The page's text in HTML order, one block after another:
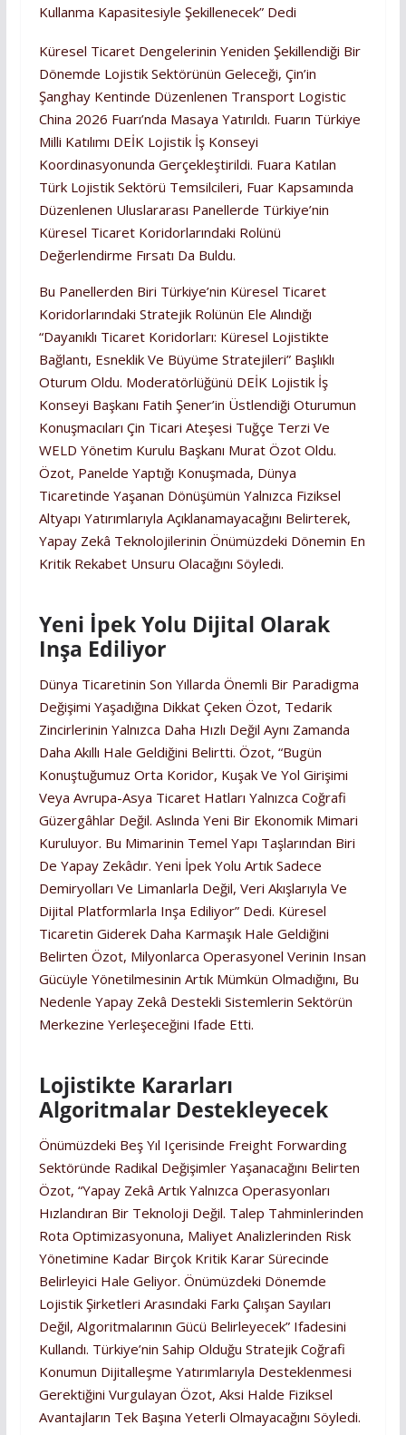
Kullanma Kapasitesiyle Şekillenecek” Dedi
Küresel Ticaret Dengelerinin Yeniden Şekillendiği Bir
Dönemde Lojistik Sektörünün Geleceği, Çin’in
Şanghay Kentinde Düzenlenen Transport Logistic
China 2026 Fuarı’nda Masaya Yatırıldı. Fuarın Türkiye
Milli Katılımı DEİK Lojistik İş Konseyi
Koordinasyonunda Gerçekleştirildi. Fuara Katılan
Türk Lojistik Sektörü Temsilcileri, Fuar Kapsamında
Düzenlenen Uluslararası Panellerde Türkiye’nin
Küresel Ticaret Koridorlarındaki Rolünü
Değerlendirme Fırsatı Da Buldu.
Bu Panellerden Biri Türkiye’nin Küresel Ticaret
Koridorlarındaki Stratejik Rolünün Ele Alındığı
“Dayanıklı Ticaret Koridorları: Küresel Lojistikte
Bağlantı, Esneklik Ve Büyüme Stratejileri” Başlıklı
Oturum Oldu. Moderatörlüğünü DEİK Lojistik İş
Konseyi Başkanı Fatih Şener’in Üstlendiği Oturumun
Konuşmacıları Çin Ticari Ateşesi Tuğçe Terzi Ve
WELD Yönetim Kurulu Başkanı Murat Özot Oldu.
Özot, Panelde Yaptığı Konuşmada, Dünya
Ticaretinde Yaşanan Dönüşümün Yalnızca Fiziksel
Altyapı Yatırımlarıyla Açıklanamayacağını Belirterek,
Yapay Zekâ Teknolojilerinin Önümüzdeki Dönemin En
Kritik Rekabet Unsuru Olacağını Söyledi.
Yeni İpek Yolu Dijital Olarak
Inşa Ediliyor
Dünya Ticaretinin Son Yıllarda Önemli Bir Paradigma
Değişimi Yaşadığına Dikkat Çeken Özot, Tedarik
Zincirlerinin Yalnızca Daha Hızlı Değil Aynı Zamanda
Daha Akıllı Hale Geldiğini Belirtti. Özot, “Bugün
Konuştuğumuz Orta Koridor, Kuşak Ve Yol Girişimi
Veya Avrupa-Asya Ticaret Hatları Yalnızca Coğrafi
Güzergâhlar Değil. Aslında Yeni Bir Ekonomik Mimari
Kuruluyor. Bu Mimarinin Temel Yapı Taşlarından Biri
De Yapay Zekâdır. Yeni İpek Yolu Artık Sadece
Demiryolları Ve Limanlarla Değil, Veri Akışlarıyla Ve
Dijital Platformlarla Inşa Ediliyor” Dedi. Küresel
Ticaretin Giderek Daha Karmaşık Hale Geldiğini
Belirten Özot, Milyonlarca Operasyonel Verinin Insan
Gücüyle Yönetilmesinin Artık Mümkün Olmadığını, Bu
Nedenle Yapay Zekâ Destekli Sistemlerin Sektörün
Merkezine Yerleşeceğini Ifade Etti.
Lojistikte Kararları
Algoritmalar Destekleyecek
Önümüzdeki Beş Yıl Içerisinde Freight Forwarding
Sektöründe Radikal Değişimler Yaşanacağını Belirten
Özot, “Yapay Zekâ Artık Yalnızca Operasyonları
Hızlandıran Bir Teknoloji Değil. Talep Tahminlerinden
Rota Optimizasyonuna, Maliyet Analizlerinden Risk
Yönetimine Kadar Birçok Kritik Karar Sürecinde
Belirleyici Hale Geliyor. Önümüzdeki Dönemde
Lojistik Şirketleri Arasındaki Farkı Çalışan Sayıları
Değil, Algoritmalarının Gücü Belirleyecek” Ifadesini
Kullandı. Türkiye’nin Sahip Olduğu Stratejik Coğrafi
Konumun Dijitalleşme Yatırımlarıyla Desteklenmesi
Gerektiğini Vurgulayan Özot, Aksi Halde Fiziksel
Avantajların Tek Başına Yeterli Olmayacağını Söyledi.